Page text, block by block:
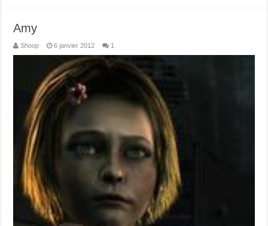
Amy
Shoop 6 janvier 2012 1